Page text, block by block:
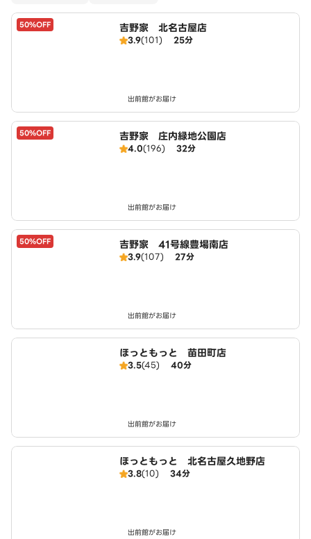
50%OFF 吉野家 北名古屋店
3.9(101) 25分
出前館がお届け
50%OFF 吉野家 庄内緑地公園店
4.0(196) 32分
出前館がお届け
50%OFF 吉野家 41号線豊場南店
3.9(107) 27分
出前館がお届け
ほっともっと 苗田町店
3.5(45) 40分
出前館がお届け
ほっともっと 北名古屋久地野店
3.8(10) 34分
出前館がお届け